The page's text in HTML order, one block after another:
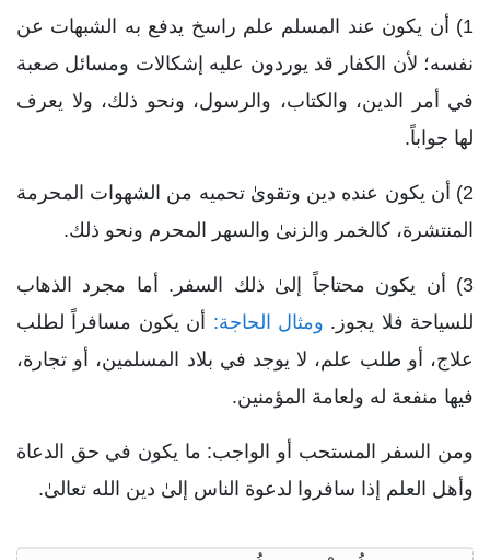
1) أن يكون عند المسلم علم راسخ يدفع به الشبهات عن
نفسه؛ لأن الكفار قد يوردون عليه إشكالات ومسائل صعبة
في أمر الدين، والكتاب، والرسول، ونحو ذلك، ولا يعرف
لها جواباً.
2) أن يكون عنده دين وتقوىٰ تحميه من الشهوات المحرمة
المنتشرة، كالخمر والزنىٰ والسهر المحرم ونحو ذلك.
3) أن يكون محتاجاً إلىٰ ذلك السفر. أما مجرد الذهاب
للسياحة فلا يجوز. ومثال الحاجة: أن يكون مسافراً لطلب
علاج، أو طلب علم، لا يوجد في بلاد المسلمين، أو تجارة،
فيها منفعة له ولعامة المؤمنين.
ومن السفر المستحب أو الواجب: ما يكون في حق الدعاة
وأهل العلم إذا سافروا لدعوة الناس إلىٰ دين الله تعالىٰ.